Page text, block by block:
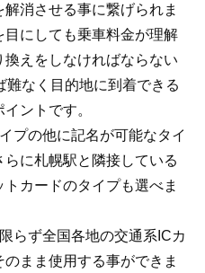
消させる事に繋げられま
にしても乗車料金が理解
えをしなければならない
なく目的地に到着できる
ントです。
プの他に記名が可能なタイ
に札幌駅と隣接している
カードのタイプも選べま
らず全国各地の交通系ICカ
まま使用する事ができま